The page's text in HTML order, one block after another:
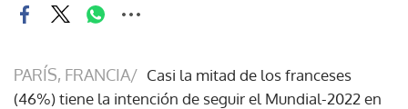
PARÍS, FRANCIA/ Casi la mitad de los franceses
(46%) tiene la intención de seguir el Mundial-2022 en